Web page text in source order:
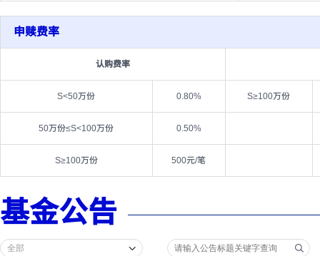
申赎费率
认购费率
S<50万份 0.80% S≥100万份
50万份≤S<100万份 0.50%
S≥100万份 500元/笔
基金公告